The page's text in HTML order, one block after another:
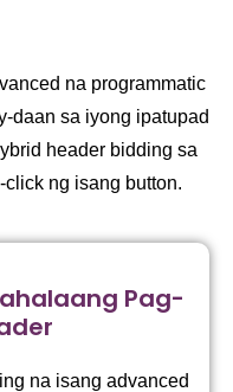
na programmatic
daan sa iyong ipatupad
header bidding sa
ng isang button.
Pag-
na isang advanced